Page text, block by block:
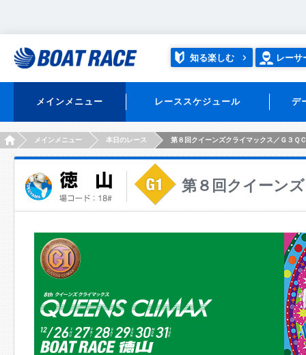
知る楽しむ レーサ
メインメニュー レーススケジュール デ
HOMEメインメニュー 本日のレース 第８回クイーンズクライマックス／Ｇ３Ｑ
第８回クイーン